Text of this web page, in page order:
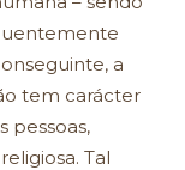
a
tem carácter
pessoas,
Tal